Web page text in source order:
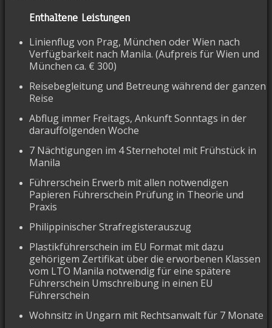
Enthaltene Leistungen
Linienflug von Prag, München oder Wien nach
Verfügbarkeit nach Manila. (Aufpreis für Wien und
München ca. € 300)
Reisebegleitung und Betreung während der ganzen
Reise
Abflug immer Freitags, Ankunft Sonntags in der
darauffolgenden Woche
7 Nächtigungen im 4 Sternehotel mit Frühstück in
Manila
Führerschein Erwerb mit allen notwendigen
Papieren Führerschein Prüfung in Theorie und
Praxis
Philippinischer Strafregisterauszug
Plastikführerschein im EU Format mit dazu
gehörigem Zertifikat über die erworbenen Klassen
vom LTO Manila notwendig für eine spätere
Führerschein Umschreibung in einen EU
Führerschein
Wohnsitz in Ungarn mit Rechtsanwalt für 7 Monate